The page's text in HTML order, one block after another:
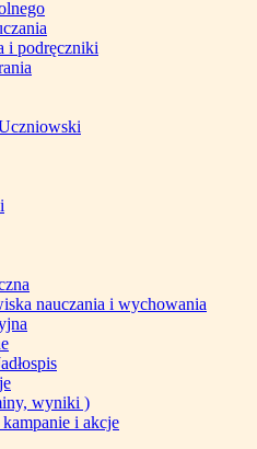
i podręczniki
nauczania i wychowania
wyniki )
i akcje